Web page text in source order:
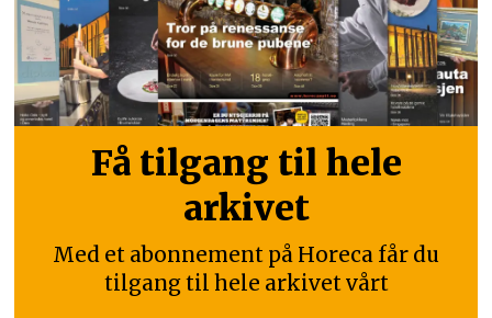
Få tilgang til hele
arkivet
Med et abonnement på Horeca får du
tilgang til hele arkivet vårt